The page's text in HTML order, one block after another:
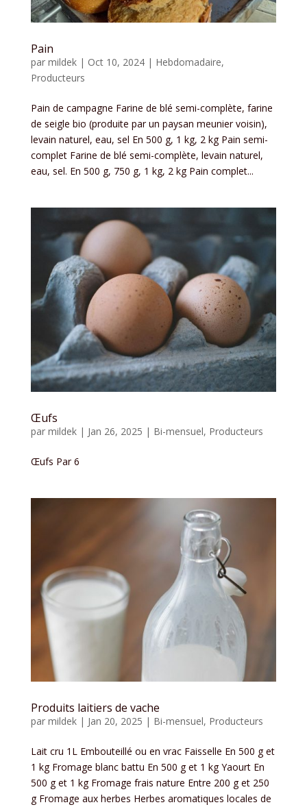
Pain
par mildek| Oct 10, 2024| Hebdomadaire,
Producteurs
Pain de campagne Farine de blé semi-complète, farine
de seigle bio (produite par un paysan meunier voisin),
levain naturel, eau, sel En 500 g, 1 kg, 2 kg Pain semi-
complet Farine de blé semi-complète, levain naturel,
eau, sel. En 500 g, 750 g, 1 kg, 2 kg Pain complet...
Œufs
par mildek| Jan 26, 2025 | Bi-mensuel, Producteurs
Œufs Par 6
Produits laitiers de vache
par mildek| Jan 20, 2025 | Bi-mensuel, Producteurs
Lait cru 1L Embouteillé ou en vrac Faisselle En 500 g et
1 kg Fromage blanc battu En 500 g et 1 kg Yaourt En
500 g et 1 kg Fromage frais nature Entre 200 g et 250
g Fromage aux herbes Herbes aromatiques locales de